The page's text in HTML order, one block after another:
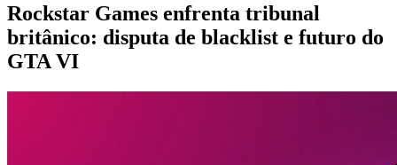
Rockstar Games enfrenta tribunal
britânico: disputa de blacklist e futuro do
GTA VI